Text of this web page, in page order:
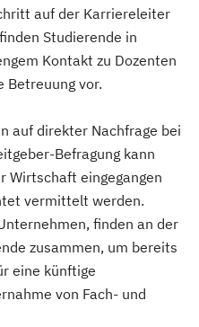
auf der Karriereleiter
Studierende in
Kontakt zu Dozenten
Betreuung vor.
auf direkter Nachfrage bei
Befragung kann
Wirtschaft eingegangen
vermittelt werden.
finden an der
zusammen, um bereits
eine künftige
von Fach- und